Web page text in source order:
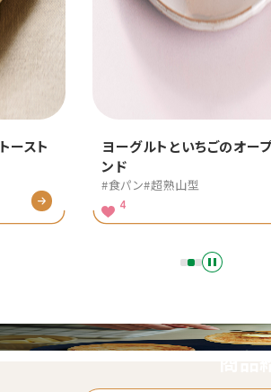
ープンサ ベーコンエッグトースト
#食パン